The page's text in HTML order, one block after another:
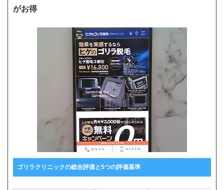
がお得
ゴリラクリニックの総合評価と5つの評価基準